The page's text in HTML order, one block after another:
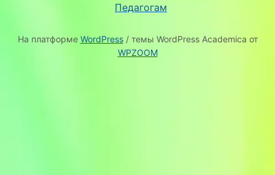
Педагогам
На платформе WordPress/ темы WordPress Academica от
WPZOOM